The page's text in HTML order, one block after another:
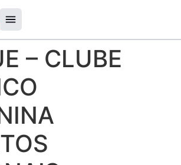
– CLUBE